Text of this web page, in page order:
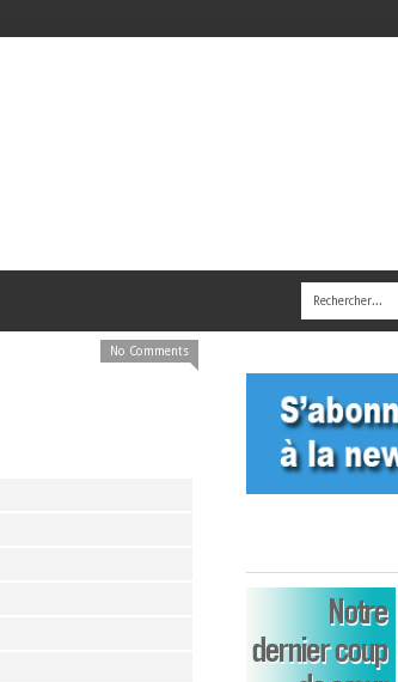
No Comments